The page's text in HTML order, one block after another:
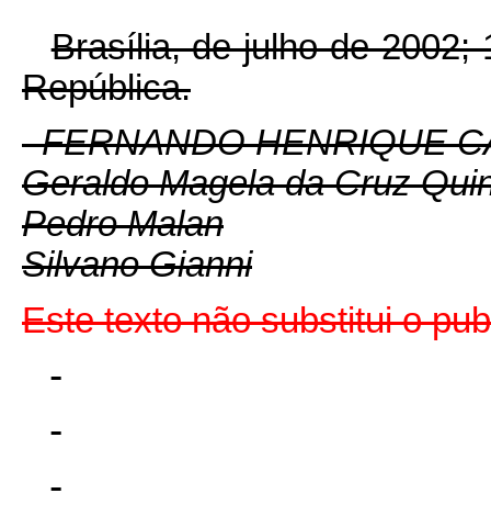
Brasília, de julho de 2002;
República.
FERNANDO HENRIQUE
Geraldo Magela da Cruz
Pedro Malan
Silvano Gianni
Este texto não substitui o